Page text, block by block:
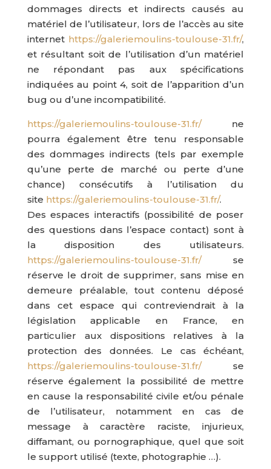
dommages directs et indirects causés au
matériel de l’utilisateur, lors de l’accès au site
internet https://galeriemoulins-toulouse-31.fr/,
et résultant soit de l’utilisation d’un matériel
ne répondant pas aux spécifications
indiquées au point 4, soit de l’apparition d’un
bug ou d’une incompatibilité.
https://galeriemoulins-toulouse-31.fr/ne
pourra également être tenu responsable
des dommages indirects (tels par exemple
qu’une perte de marché ou perte d’une
chance) consécutifs à l’utilisation du
site https://galeriemoulins-toulouse-31.fr/.
Des espaces interactifs (possibilité de poser
des questions dans l’espace contact) sont à
la disposition des utilisateurs.
https://galeriemoulins-toulouse-31.fr/se
réserve le droit de supprimer, sans mise en
demeure préalable, tout contenu déposé
dans cet espace qui contreviendrait à la
législation applicable en France, en
particulier aux dispositions relatives à la
protection des données. Le cas échéant,
https://galeriemoulins-toulouse-31.fr/se
réserve également la possibilité de mettre
en cause la responsabilité civile et/ou pénale
de l’utilisateur, notamment en cas de
message à caractère raciste, injurieux,
diffamant, ou pornographique, quel que soit
le support utilisé (texte, photographie …).